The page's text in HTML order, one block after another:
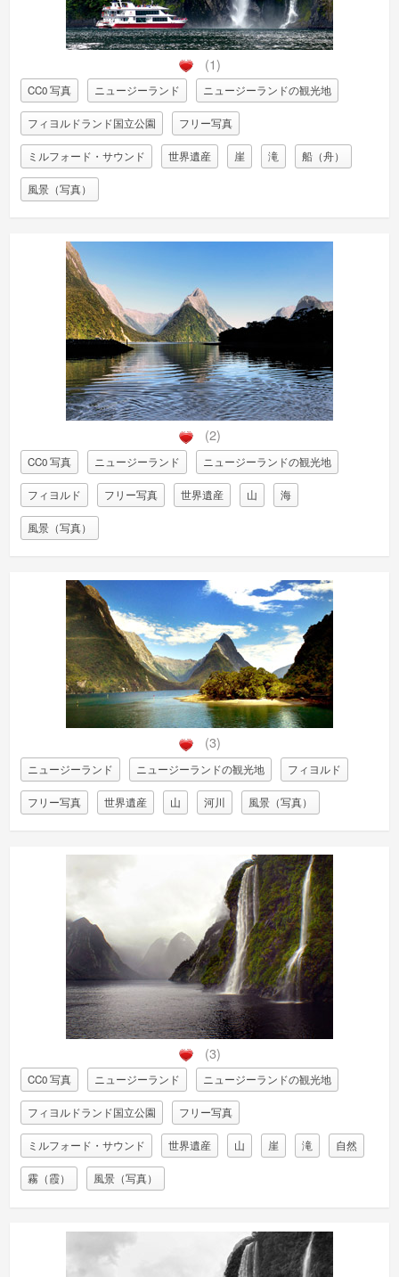
(1)
CC0 写真 ニュージーランド ニュージーランドの観光地
フィヨルドランド国立公園 フリー写真
ミルフォード・サウンド 世界遺産 崖 滝 船（舟）
風景（写真）
(2)
CC0 写真 ニュージーランド ニュージーランドの観光地
フィヨルド フリー写真 世界遺産 山 海
風景（写真）
(3)
ニュージーランド ニュージーランドの観光地 フィヨルド
フリー写真 世界遺産 山 河川 風景（写真）
(3)
CC0 写真 ニュージーランド ニュージーランドの観光地
フィヨルドランド国立公園 フリー写真
ミルフォード・サウンド 世界遺産 山 崖 滝 自然
霧（霞） 風景（写真）